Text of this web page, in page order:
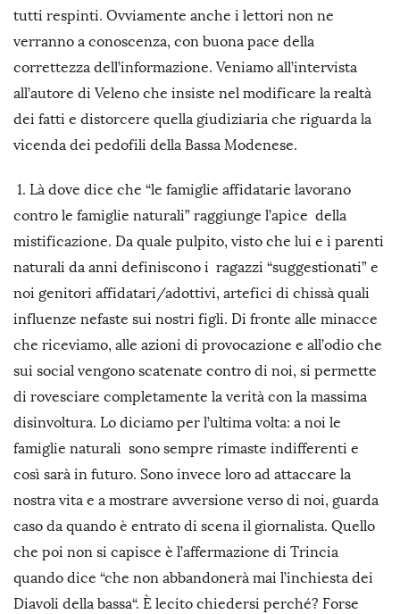
tutti respinti. Ovviamente anche i lettori non ne
verranno a conoscenza, con buona pace della
correttezza dell’informazione. Veniamo all’intervista
all’autore di Veleno che insiste nel modificare la realtà
dei fatti e distorcere quella giudiziaria che riguarda la
vicenda dei pedofili della Bassa Modenese.
1. Là dove dice che “le famiglie affidatarie lavorano
contro le famiglie naturali” raggiunge l’apice della
mistificazione. Da quale pulpito, visto che lui e i parenti
naturali da anni definiscono i ragazzi “suggestionati” e
noi genitori affidatari/adottivi, artefici di chissà quali
influenze nefaste sui nostri figli. Di fronte alle minacce
che riceviamo, alle azioni di provocazione e all’odio che
sui social vengono scatenate contro di noi, si permette
di rovesciare completamente la verità con la massima
disinvoltura. Lo diciamo per l’ultima volta: a noi le
famiglie naturali sono sempre rimaste indifferenti e
così sarà in futuro. Sono invece loro ad attaccare la
nostra vita e a mostrare avversione verso di noi, guarda
caso da quando è entrato di scena il giornalista. Quello
che poi non si capisce è l’affermazione di Trincia
quando dice “che non abbandonerà mai l’inchiesta dei
Diavoli della bassa“. È lecito chiedersi perché? Forse